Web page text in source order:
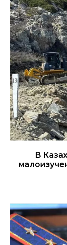
В